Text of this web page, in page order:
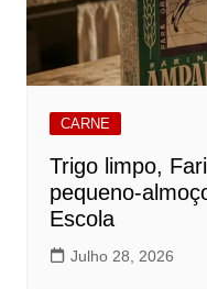
CARNE
Trigo limpo,
pequeno-
Escola
Julho 28, 2026